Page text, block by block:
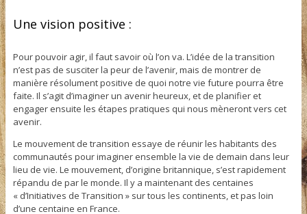
Une vision positive :
Pour pouvoir agir, il faut savoir où l’on va. L’idée de la transition
n’est pas de susciter la peur de l’avenir, mais de montrer de
manière résolument positive de quoi notre vie future pourra être
faite. Il s’agit d’imaginer un avenir heureux, et de planifier et
engager ensuite les étapes pratiques qui nous mèneront vers cet
avenir.
Le mouvement de transition essaye de réunir les habitants des
communautés pour imaginer ensemble la vie de demain dans leur
lieu de vie. Le mouvement, d’origine britannique, s’est rapidement
répandu de par le monde. Il y a maintenant des centaines
« d’Initiatives de Transition » sur tous les continents, et pas loin
d’une centaine en France.